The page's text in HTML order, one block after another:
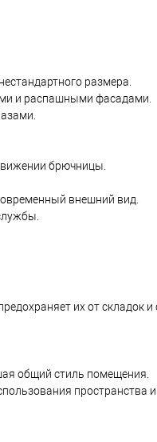
размера.
и распашными фасадами.
брючницы.
внешний вид.
их от складок
общий стиль помещения.
пространства